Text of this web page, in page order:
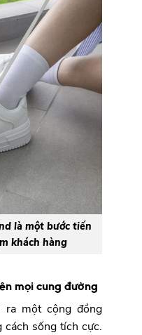
là một bước tiến
khách hàng
mọi cung đường
ra một cộng đồng
cách sống tích cực.